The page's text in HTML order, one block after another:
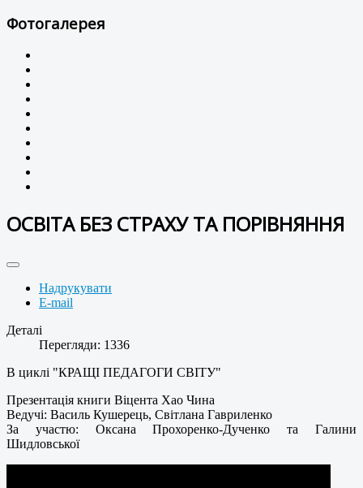
Фотогалерея
ОСВІТА БЕЗ СТРАХУ ТА ПОРІВНЯННЯ
Надрукувати
E-mail
Деталі
Перегляди: 1336
В циклі "КРАЩІ ПЕДАГОГИ СВІТУ"
Презентація книги Віцента Хао Чина
Ведучі: Василь Кушерець, Світлана Гавриленко
За участю: Оксана Прохоренко-Дученко та Галини
Шидловської